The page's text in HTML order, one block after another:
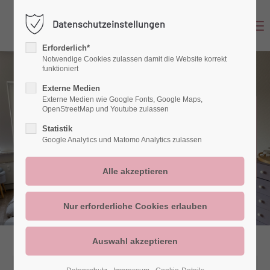
Login
Benutzername
Anmelden
|Lost your password?
Liebe, Zeit und gemeinsame
Güter, die Eltern ihren Kindern
Datenschutzeinstellungen
Erforderlich*
Notwendige Cookies zulassen damit die Website korrekt
funktioniert
Externe Medien
Externe Medien wie Google Fonts, Google Maps,
OpenStreetMap und Youtube zulassen
Statistik
Google Analytics und Matomo Analytics zulassen